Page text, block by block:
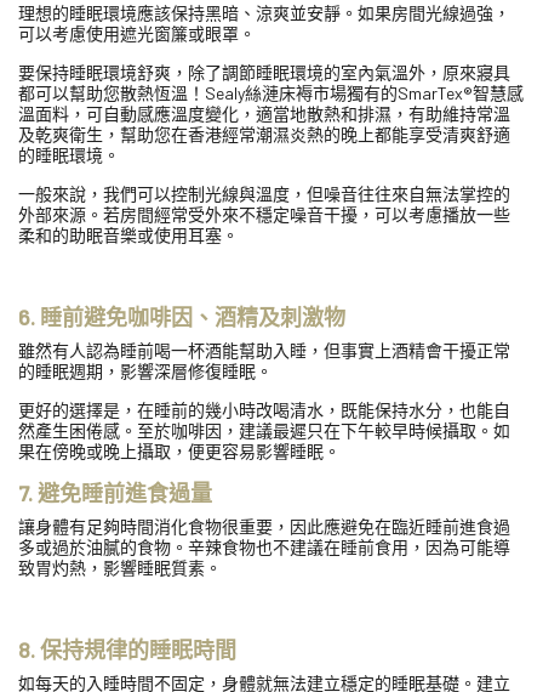
理想的睡眠環境應該保持黑暗、涼爽並安靜。如果房間光線過強，
可以考慮使用遮光窗簾或眼罩。
要保持睡眠環境舒爽，除了調節睡眠環境的室內氣溫外，原來寢具
都可以幫助您散熱恆溫！Sealy絲漣床褥市場獨有的SmarTex®智慧感
溫面料，可自動感應溫度變化，適當地散熱和排濕，有助維持常溫
及乾爽衛生，幫助您在香港經常潮濕炎熱的晚上都能享受清爽舒適
的睡眠環境。
一般來說，我們可以控制光線與溫度，但噪音往往來自無法掌控的
外部來源。若房間經常受外來不穩定噪音干擾，可以考慮播放一些
柔和的助眠音樂或使用耳塞。
6. 睡前避免咖啡因、酒精及刺激物
雖然有人認為睡前喝一杯酒能幫助入睡，但事實上酒精會干擾正常
的睡眠週期，影響深層修復睡眠。
更好的選擇是，在睡前的幾小時改喝清水，既能保持水分，也能自
然產生困倦感。至於咖啡因，建議最遲只在下午較早時候攝取。如
果在傍晚或晚上攝取，便更容易影響睡眠。
7. 避免睡前進食過量
讓身體有足夠時間消化食物很重要，因此應避免在臨近睡前進食過
多或過於油膩的食物。辛辣食物也不建議在睡前食用，因為可能導
致胃灼熱，影響睡眠質素。
8. 保持規律的睡眠時間
如每天的入睡時間不固定，身體就無法建立穩定的睡眠基礎。建立